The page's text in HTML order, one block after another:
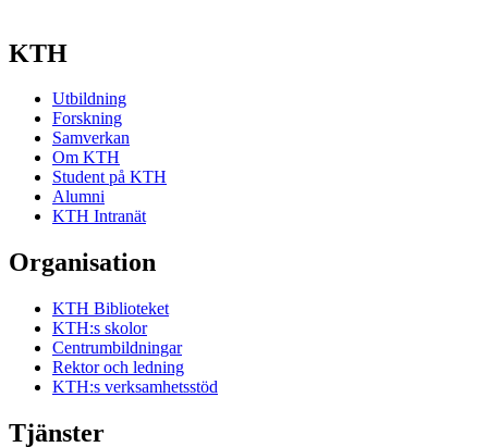
KTH
Utbildning
Forskning
Samverkan
Om KTH
Student på KTH
Alumni
KTH Intranät
Organisation
KTH Biblioteket
KTH:s skolor
Centrumbildningar
Rektor och ledning
KTH:s verksamhetsstöd
Tjänster